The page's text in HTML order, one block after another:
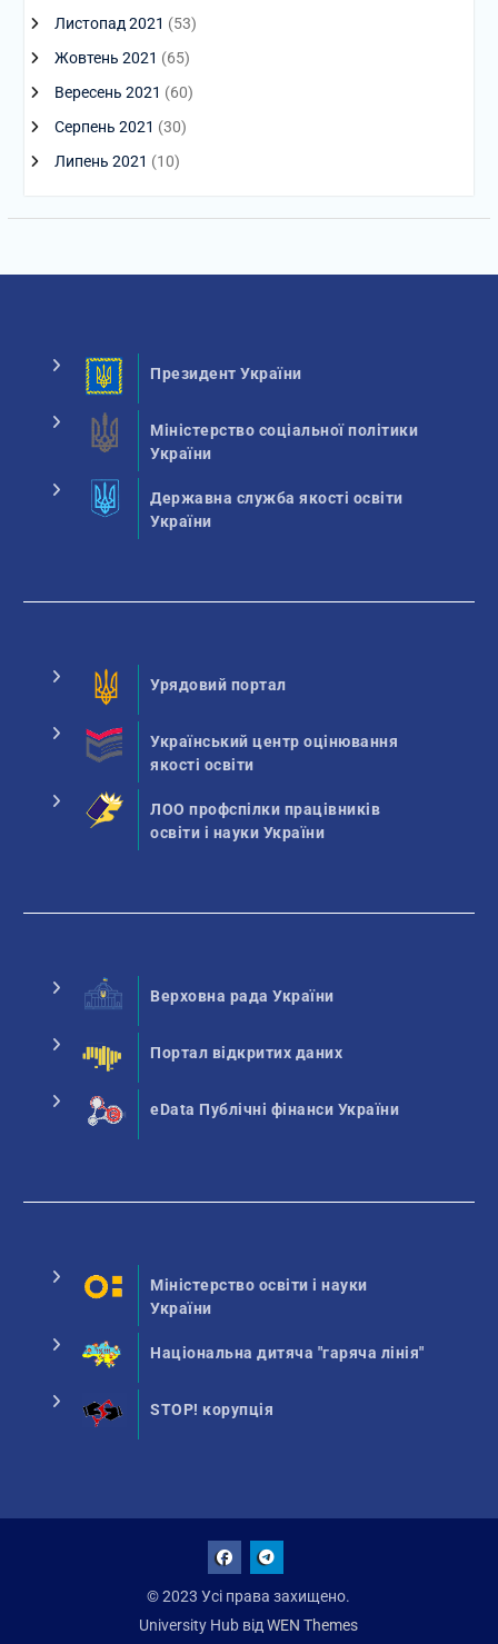
Листопад 2021 (53)
Жовтень 2021 (65)
Вересень 2021 (60)
Серпень 2021 (30)
Липень 2021 (10)
Президент України
Міністерство соціальної політики
України
Державна служба якості освіти
України
Урядовий портал
Український центр оцінювання
якості освіти
ЛОО профспілки працівників
освіти і науки України
Верховна рада України
Портал відкритих даних
eData Публічні фінанси України
Міністерство освіти і науки
України
Національна дитяча "гаряча лінія"
STOP! корупція
© 2023 Усі права захищено.
University Hub відWEN Themes